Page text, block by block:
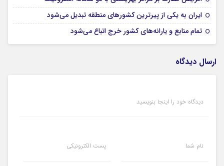
ایران به یکی از پیرترین کشورهای منطقه تبدیل می‌شود
تمام منابع و یارانه‌هاى کشور خرج اتباع می‌شود
ارسال دیدگاه
دیدگاه خود را اینجا بنویسید
نام شما پست الکترونیکی